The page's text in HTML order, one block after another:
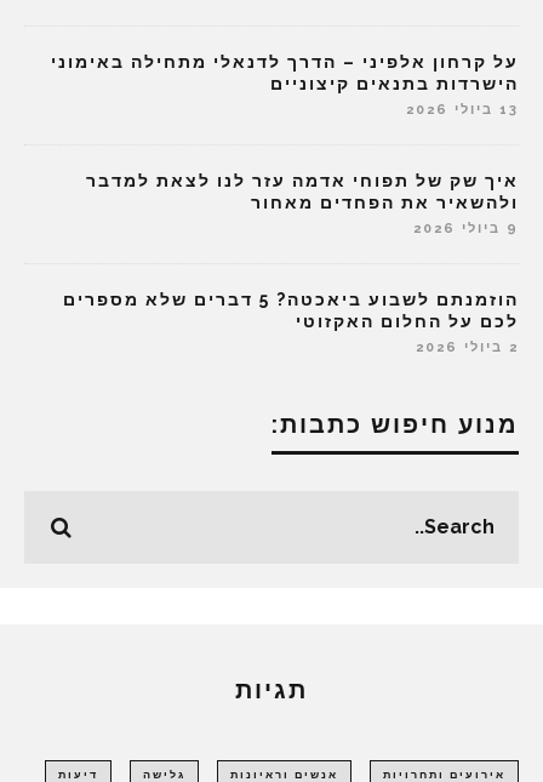
על קרחון אלפיני – הדרך לדנאלי מתחילה באימוני
הישרדות בתנאים קיצוניים
13 ביולי 2026
איך שק של תפוחי אדמה עזר לנו לצאת למדבר
ולהשאיר את הפחדים מאחור
9 ביולי 2026
הוזמנתם לשבוע ביאכטה? 5 דברים שלא מספרים
לכם על החלום האקזוטי
2 ביולי 2026
מנוע חיפוש כתבות:
תגיות
אירועים ותחרויות אנשים וראיונות גלישה דיעות